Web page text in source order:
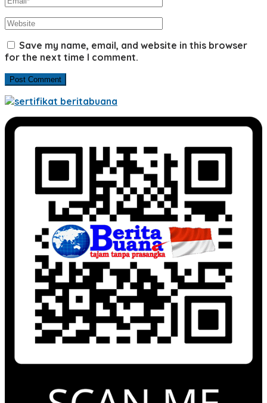
Save my name, email, and website in this browser
for the next time I comment.